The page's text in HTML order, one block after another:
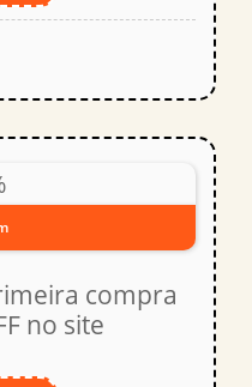
compra
no site